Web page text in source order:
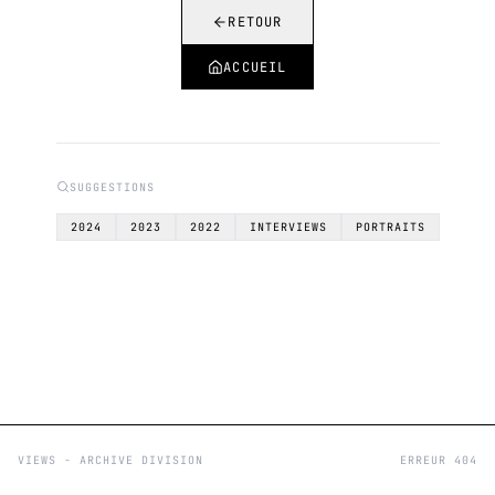
RETOUR
ACCUEIL
SUGGESTIONS
2024 2023 2022 INTERVIEWS PORTRAITS
VIEWS - ARCHIVE DIVISION ERREUR 404